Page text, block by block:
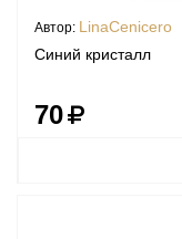
Автор: LinaCenicero
Синий кристалл
70